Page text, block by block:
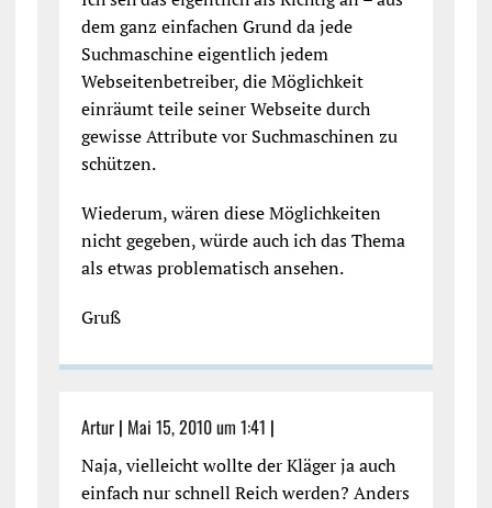
dem ganz einfachen Grund da jede
Suchmaschine eigentlich jedem
Webseitenbetreiber, die Möglichkeit
einräumt teile seiner Webseite durch
gewisse Attribute vor Suchmaschinen zu
schützen.
Wiederum, wären diese Möglichkeiten
nicht gegeben, würde auch ich das Thema
als etwas problematisch ansehen.
Gruß
Artur| Mai 15, 2010 um 1:41 |
Naja, vielleicht wollte der Kläger ja auch
einfach nur schnell Reich werden? Anders